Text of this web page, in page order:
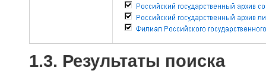
1.3. Результаты поиска